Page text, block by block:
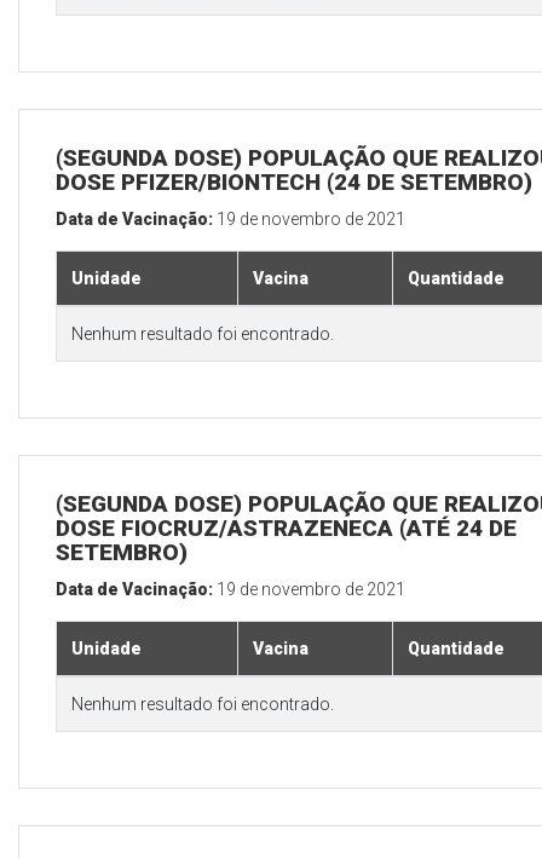
(SEGUNDA DOSE) POPULAÇÃO QUE
DOSE PFIZER/BIONTECH (24 DE SETEMBRO)
Data de Vacinação: 19 de novembro de 2021
Unidade Vacina Quantidade
Nenhum resultado foi encontrado.
(SEGUNDA DOSE) POPULAÇÃO QUE
DOSE FIOCRUZ/ASTRAZENECA (ATÉ 24 DE
SETEMBRO)
Data de Vacinação: 19 de novembro de 2021
Unidade Vacina Quantidade
Nenhum resultado foi encontrado.